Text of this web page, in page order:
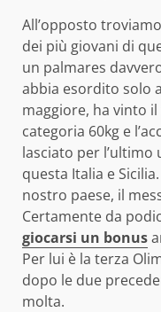
All’opposto
dei più giovani di
un palmares
abbia esordito solo
maggiore, ha vinto
categoria 60kg e
lasciato per l’ultimo
questa Italia e
nostro paese, il
Certamente da
giocarsi un bonus
Per lui è la terza
dopo le due
molta.